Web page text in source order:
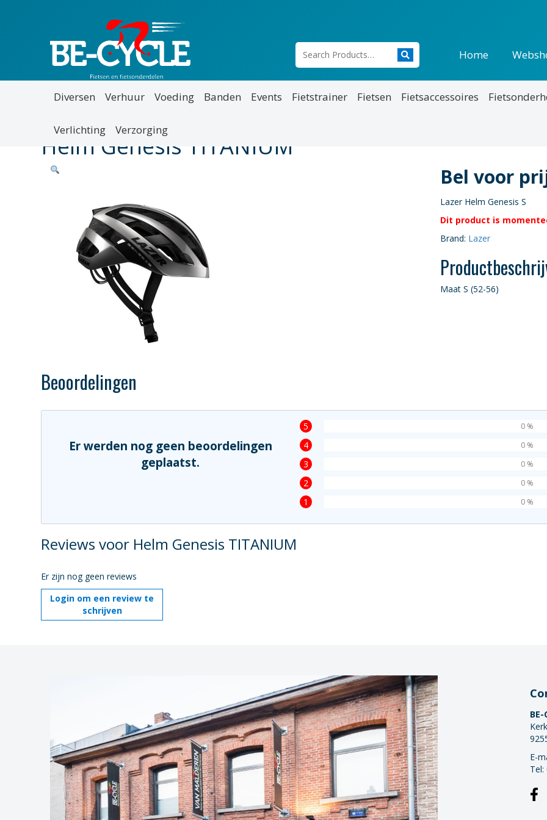
Home
Diversen Verhuur Voeding Banden Events Fietstrainer Fietsen Fietsaccessoires
Verlichting Verzorging
Helm Genesis TITANIUM
Bel voor
Lazer Helm Genesis S
Dit product is
Brand: Lazer
Maat S (52-56)
Beoordelingen
Er werden nog geen beoordelingen
geplaatst.
5 0 %
4 0 %
3 0 %
2 0 %
1 0 %
Reviews voor Helm Genesis TITANIUM
Er zijn nog geen reviews
Login om een review te
schrijven
E-
Tel: